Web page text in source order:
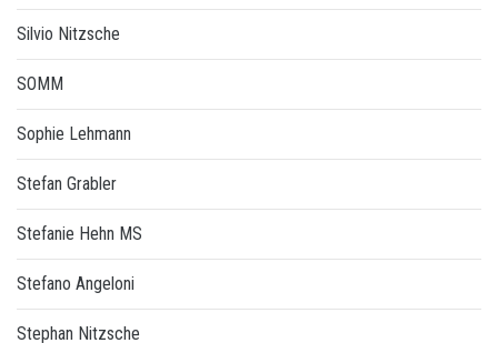
Silvio Nitzsche
SOMM
Sophie Lehmann
Stefan Grabler
Stefanie Hehn MS
Stefano Angeloni
Stephan Nitzsche